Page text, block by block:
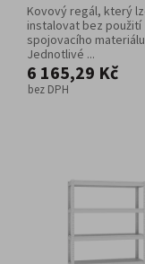
Kovový regál, který
instalovat bez použití
spojovacího
Jednotlivé ...
6 165,29 Kč
bez DPH